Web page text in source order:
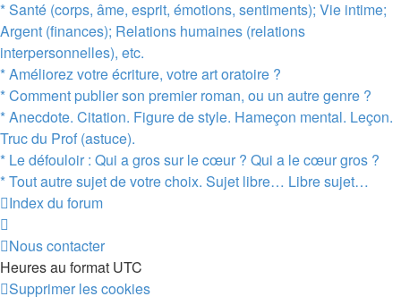
* Santé (corps, âme, esprit, émotions, sentiments); Vie intime;
Argent (finances); Relations humaines (relations
interpersonnelles), etc.
* Améliorez votre écriture, votre art oratoire ?
* Comment publier son premier roman, ou un autre genre ?
* Anecdote. Citation. Figure de style. Hameçon mental. Leçon.
Truc du Prof (astuce).
* Le défouloir : Qui a gros sur le cœur ? Qui a le cœur gros ?
* Tout autre sujet de votre choix. Sujet libre… Libre sujet…
Index du forum
Nous contacter
Heures au format UTC
Supprimer les cookies